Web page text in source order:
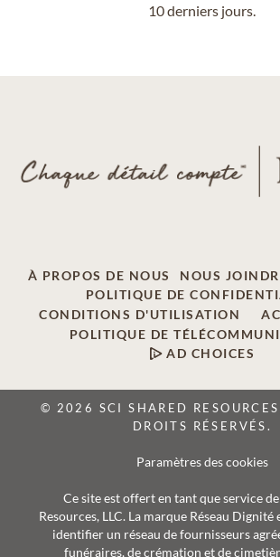
10 derniers jours.
À PROPOS DE NOUS NOUS
POLITIQUE DE
CONDITIONS D'UTILISATION
POLITIQUE DE
AD CHOICES
© 2026 SCI SHARED
DROITS RÉSERVÉS.
Paramètres des cookies
Ce site est offert en tant que service de
Resources, LLC. La marque Réseau
identifier un réseau de fournisseurs
funéraires, de crémation et de